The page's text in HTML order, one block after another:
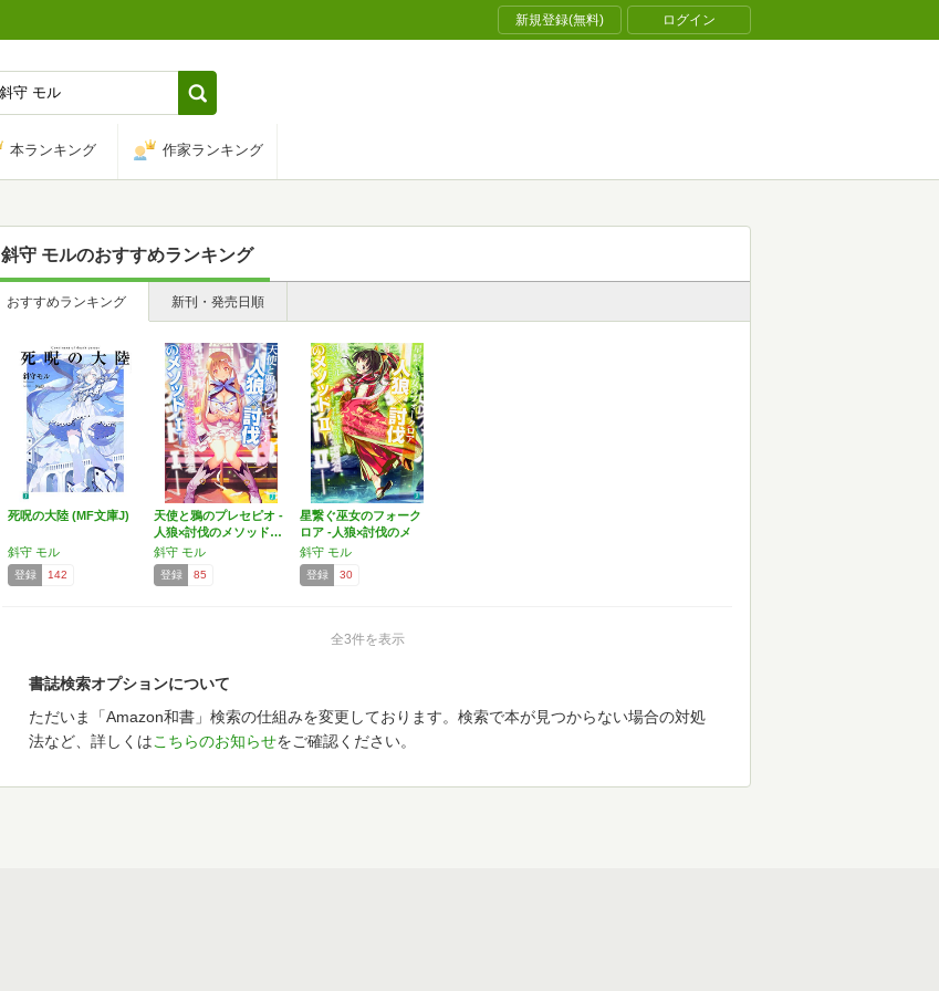
新規登録(無料) ログイン
本ランキング 作家ランキング
斜守 モルのおすすめランキング
おすすめランキング 新刊・発売日順
死呪の大陸 (MF文庫J)
斜守 モル
登録 142
天使と鴉のプレセピオ -
人狼×討伐のメソッド…
斜守 モル
登録 85
星繋ぐ巫女のフォーク
ロア ‐人狼×討伐のメ
ソ…
斜守 モル
登録 30
全3件を表示
書誌検索オプションについて
ただいま「Amazon和書」検索の仕組みを変更しております。検索で本が見つからない場合の対処
法など、詳しくはこちらのお知らせをご確認ください。